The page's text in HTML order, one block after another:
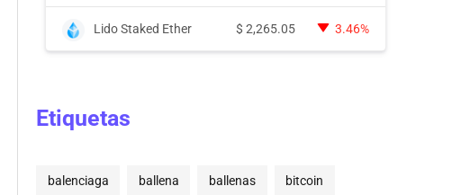
Lido Staked Ether $ 2,265.05 3.46%
Etiquetas
balenciaga ballena ballenas bitcoin